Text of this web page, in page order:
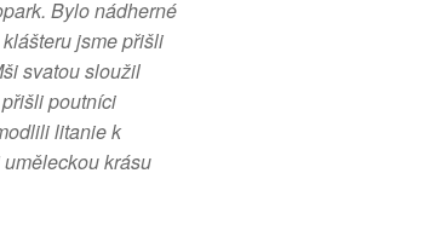
Bylo nádherné
jsme přišli
svatou sloužil
poutníci
litanie k
krásu